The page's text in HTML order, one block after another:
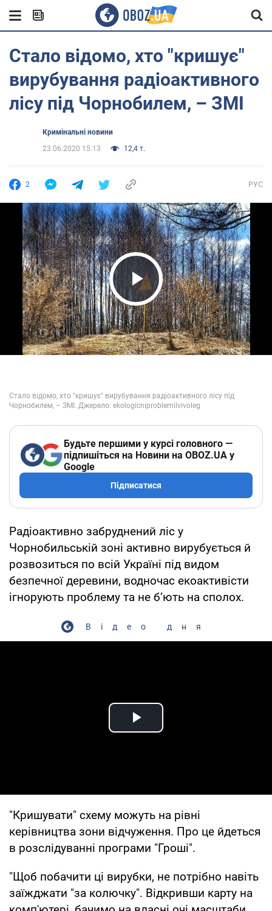
Стало відомо, хто "кришує"
вирубування радіоактивного
лісу під Чорнобилем, – ЗМІ
Кримінальні новини
23.06.2020 15:13
12,4 т.
2 РУС
Play Video
Будьте першими у курсі головного —
підпишіться на Новини на OBOZ.UA у
Google
Підписатися
Радіоактивно забруднений ліс у
Чорнобильській зоні активно вирубується й
розвозиться по всій Україні під видом
безпечної деревини, водночас екоактивісти
ігнорують проблему та не б’ють на сполох.
Відео дня
Play Video
"Кришувати" схему можуть на рівні
керівництва зони відчуження. Про це йдеться
в розслідуванні програми "Гроші".
"Щоб побачити ці вирубки, не потрібно навіть
заїжджати "за колючку". Відкривши карту на